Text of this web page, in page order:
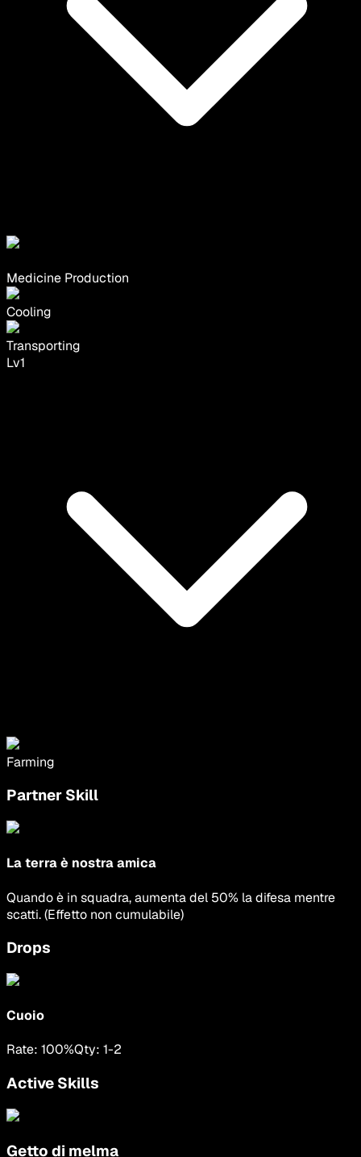
Medicine Production
Cooling
Transporting
Lv1
Farming
Partner Skill
La terra è nostra amica
Quando è in squadra, aumenta del 50% la difesa mentre
scatti. (Effetto non cumulabile)
Drops
Cuoio
Rate: 100%Qty: 1-2
Active Skills
Getto di melma